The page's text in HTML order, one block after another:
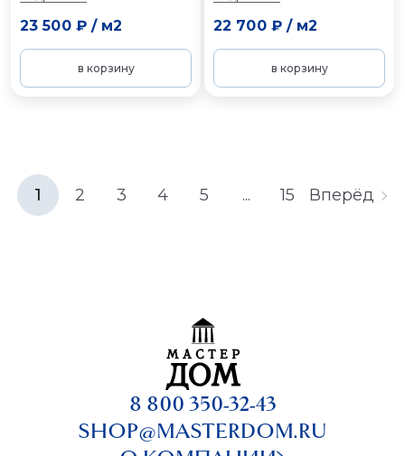
23 500 ₽/ м2
в корзину
22 700 ₽/ м2
в корзину
1 2 3 4 5 ... 15 Вперёд
8 800 350-32-43
SHOP@MASTERDOM.RU